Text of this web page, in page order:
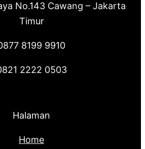
No.143 Cawang – Jakarta
Timur
8199 9910
2222 0503
Halaman
Home